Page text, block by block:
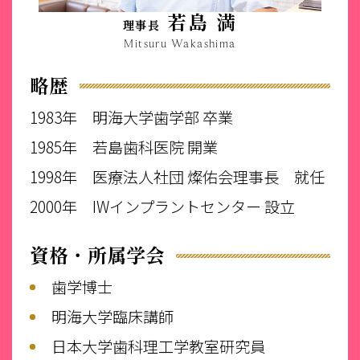
理事長 若島 満
Mitsuru Wakashima
略歴
1983年
明海大学歯学部 卒業
1985年
若島歯科医院 開業
1998年
医療法人社団 燦佑会理事長 就任
2000年
IWインプラントセンター 設立
資格・所属学会
歯学博士
明海大学臨床講師
日本大学歯科理工学教室研究員